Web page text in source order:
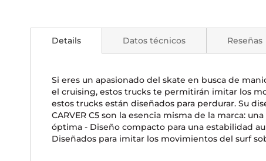
comienzo
imágenes
Details
Si eres un apasionado del skate en busca de
el cruising, estos trucks te permitirán imitar los
estos trucks están diseñados para perdurar. Su
CARVER C5 son la esencia misma de la marca:
óptima - Diseño compacto para una estabilidad
Diseñados para imitar los movimientos del surf
Datos técnicos Reseñas